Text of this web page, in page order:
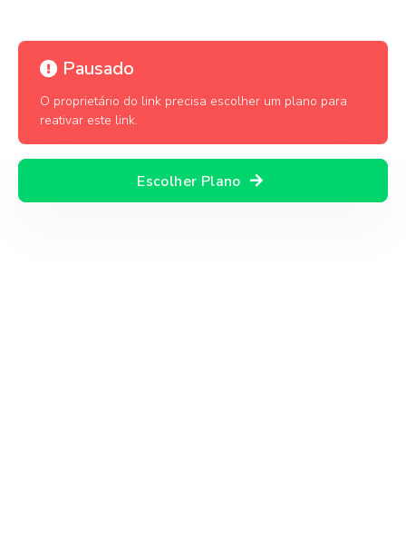
Pausado
O proprietário do link precisa escolher um plano para
reativar este link.
Escolher Plano